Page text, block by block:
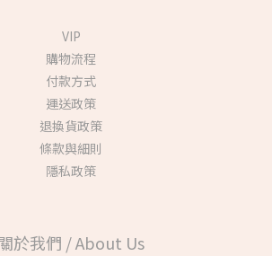
VIP
購物流程
付款方式
運送政策
退換貨政策
條款與細則
隱私政策
於我們 / About Us